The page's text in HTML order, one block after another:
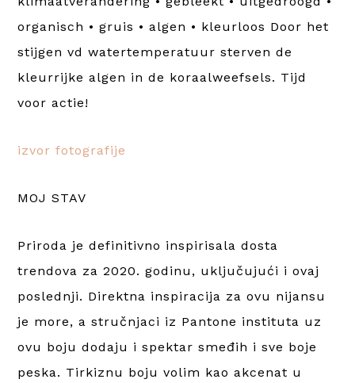
izvor fotografije
MOJ STAV
Priroda je definitivno inspirisala dosta
trendova za 2020. godinu, uključujući i ovaj
poslednji. Direktna inspiracija za ovu nijansu
je more, a stručnjaci iz Pantone instituta uz
ovu boju dodaju i spektar smeđih i sve boje
peska. Tirkiznu boju volim kao akcenat u